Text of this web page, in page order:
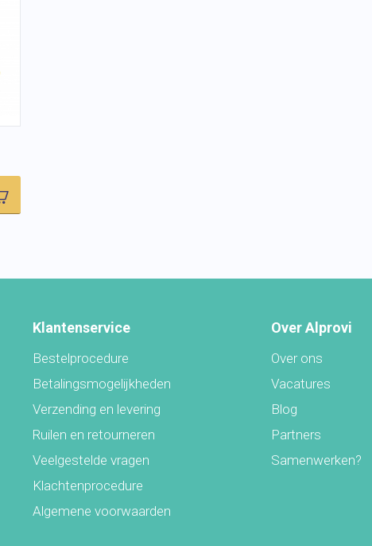
Klantenservice
Bestelprocedure
Betalingsmogelijkheden
Verzending en levering
Ruilen en retourneren
Veelgestelde vragen
Klachtenprocedure
Algemene voorwaarden
Over Alprovi
Over ons
Vacatures
Blog
Partners
Samenwerken?